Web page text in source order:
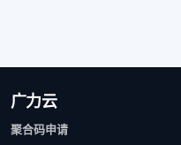
广力云
聚合码申请